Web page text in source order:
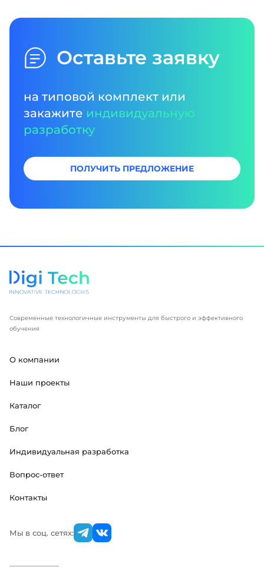
Оставьте заявку
на типовой комплект или
закажите индивидуальную
разработку
ПОЛУЧИТЬ ПРЕДЛОЖЕНИЕ
Современные технологичные инструменты для быстрого и эффективного
обучения
О компании
Наши проекты
Каталог
Блог
Индивидуальная разработка
Вопрос-ответ
Контакты
Мы в соц. сетях: